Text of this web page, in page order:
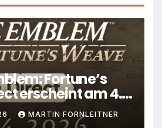
Fortune’s
erscheint am 4.
MARTIN FORNLEITNER